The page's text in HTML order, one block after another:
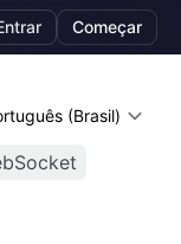
Começar
(Brasil)